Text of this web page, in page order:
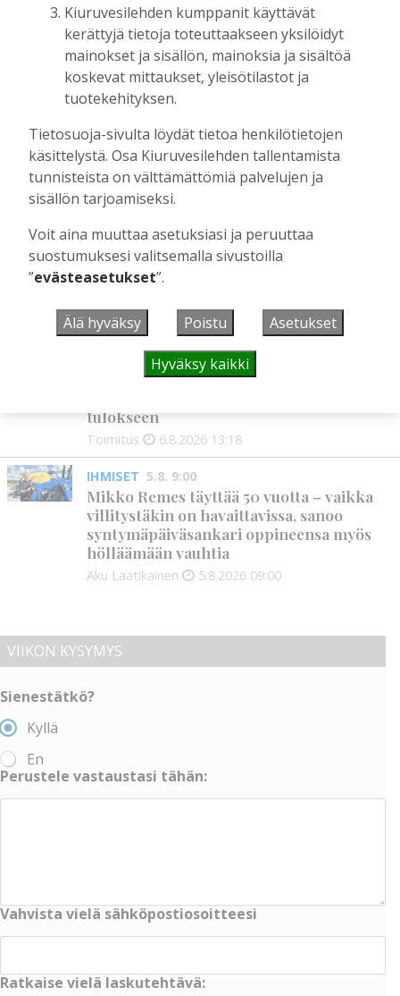
MIELIPIDE 16:09
Kuinka kauan Kiuruveden pyöräteiden
annetaan rapistua?
Vilho Ruotsalainen 16:09
POLITIIKKA 16:00
Biokaasu, Hingunniemi, tiet,
rahoitusasiat, työllisyys, lääkäripula… –
ministeri Sari Essayahin kanssa piisasi
keskustelunaiheita
6.8.2026
MIELIPIDE 15:56
Leikkausten ja veronkorotusten lisäksi
Alli Huovinen 6.8.2026
13:18
OP Kaskimaan vakavaraisuus vahvistui –
tulokseen
Toimitus 6.8.2026 13:18
IHMISET 5.8. 9:00
Mikko Remes täyttää 50 vuotta – vaikka
villitystäkin on havaittavissa, sanoo
syntymäpäiväsankari oppineensa myös
hölläämään vauhtia
Aku Laatikainen 5.8.2026 09:00
VIIKON KYSYMYS
Sienestätkö?
Kyllä
En
Perustele vastaustasi tähän:
Vahvista vielä sähköpostiosoitteesi
Ratkaise vielä laskutehtävä:
Kiuruvesilehden kumppanit käyttävät
kerättyjä tietoja toteuttaakseen yksilöidyt
mainokset ja sisällön, mainoksia ja sisältöä
koskevat mittaukset, yleisötilastot ja
tuotekehityksen.
Tietosuoja-sivulta löydät tietoa henkilötietojen
käsittelystä. Osa Kiuruvesilehden tallentamista
tunnisteista on välttämättömiä palvelujen ja
sisällön tarjoamiseksi.
Voit aina muuttaa asetuksiasi ja peruuttaa
suostumuksesi valitsemalla sivustoilla
”evästeasetukset”.
Älä hyväksy Poistu Asetukset
Hyväksy kaikki